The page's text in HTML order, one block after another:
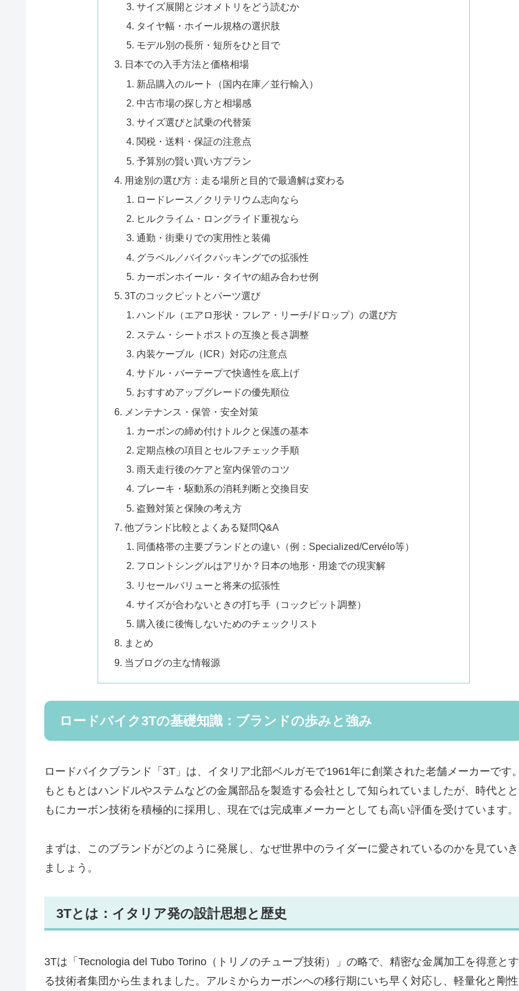
サイズ展開とジオメトリをどう読むか
タイヤ幅・ホイール規格の選択肢
モデル別の長所・短所をひと目で
日本での入手方法と価格相場
新品購入のルート（国内在庫／並行輸入）
中古市場の探し方と相場感
サイズ選びと試乗の代替策
関税・送料・保証の注意点
予算別の賢い買い方プラン
用途別の選び方：走る場所と目的で最適解は変わる
ロードレース／クリテリウム志向なら
ヒルクライム・ロングライド重視なら
通勤・街乗りでの実用性と装備
グラベル／バイクパッキングでの拡張性
カーボンホイール・タイヤの組み合わせ例
3Tのコックピットとパーツ選び
ハンドル（エアロ形状・フレア・リーチ/ドロップ）の選び方
ステム・シートポストの互換と長さ調整
内装ケーブル（ICR）対応の注意点
サドル・バーテープで快適性を底上げ
おすすめアップグレードの優先順位
メンテナンス・保管・安全対策
カーボンの締め付けトルクと保護の基本
定期点検の項目とセルフチェック手順
雨天走行後のケアと室内保管のコツ
ブレーキ・駆動系の消耗判断と交換目安
盗難対策と保険の考え方
他ブランド比較とよくある疑問Q&A
同価格帯の主要ブランドとの違い（例：Specialized/Cervélo等）
フロントシングルはアリか？日本の地形・用途での現実解
リセールバリューと将来の拡張性
サイズが合わないときの打ち手（コックピット調整）
購入後に後悔しないためのチェックリスト
まとめ
当ブログの主な情報源
ロードバイク3Tの基礎知識：ブランドの歩みと強み
ロードバイクブランド「3T」は、イタリア北部ベルガモで1961年に創業された老舗メーカーです。
もともとはハンドルやステムなどの金属部品を製造する会社として知られていましたが、時代とと
もにカーボン技術を積極的に採用し、現在では完成車メーカーとしても高い評価を受けています。
まずは、このブランドがどのように発展し、なぜ世界中のライダーに愛されているのかを見ていき
ましょう。
3Tとは：イタリア発の設計思想と歴史
3Tは「Tecnologia del Tubo Torino（トリノのチューブ技術）」の略で、精密な金属加工を得意とす
る技術者集団から生まれました。アルミからカーボンへの移行期にいち早く対応し、軽量化と剛性